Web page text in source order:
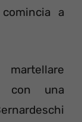
a
con una